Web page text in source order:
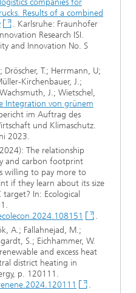
companies for
Results of a combined
. Karlsruhe: Fraunhofer
Research ISI.
and Innovation No. S
Dröscher, T.; Herrmann, U;
Kirchenbauer, J.;
J.; Wietschel,
Integration von grünem
im Auftrag des
und Klimaschutz.
2023.
The relationship
and carbon footprint
willing to pay more to
if they learn about its size
In: Ecological
.
A.; Fallahnejad, M.;
S.; Eichhammer, W.
and excess heat
district heating in
p. 120111.
.